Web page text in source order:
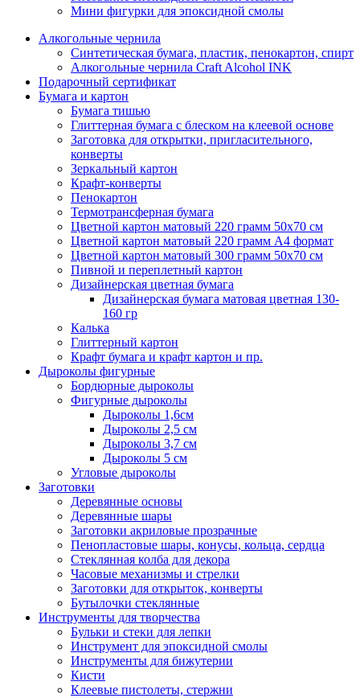
Мини фигурки для эпоксидной смолы
Алкогольные чернила
Синтетическая бумага, пластик, пенокартон, спирт
Алкогольные чернила Craft Alcohol INK
Подарочный сертификат
Бумага и картон
Бумага тишью
Глиттерная бумага с блеском на клеевой основе
Заготовка для открытки, пригласительного,
конверты
Зеркальный картон
Крафт-конверты
Пенокартон
Термотрансферная бумага
Цветной картон матовый 220 грамм 50х70 см
Цветной картон матовый 220 грамм A4 формат
Цветной картон матовый 300 грамм 50х70 см
Пивной и переплетный картон
Дизайнерская цветная бумага
Дизайнерская бумага матовая цветная 130-
160 гр
Калька
Глиттерный картон
Крафт бумага и крафт картон и пр.
Дыроколы фигурные
Бордюрные дыроколы
Фигурные дыроколы
Дыроколы 1,6см
Дыроколы 2,5 см
Дыроколы 3,7 см
Дыроколы 5 см
Угловые дыроколы
Заготовки
Деревянные основы
Деревянные шары
Заготовки акриловые прозрачные
Пенопластовые шары, конусы, кольца, сердца
Стеклянная колба для декора
Часовые механизмы и стрелки
Заготовки для открыток, конверты
Бутылочки стеклянные
Инструменты для творчества
Бульки и стеки для лепки
Инструмент для эпоксидной смолы
Инструменты для бижутерии
Кисти
Клеевые пистолеты, стержни